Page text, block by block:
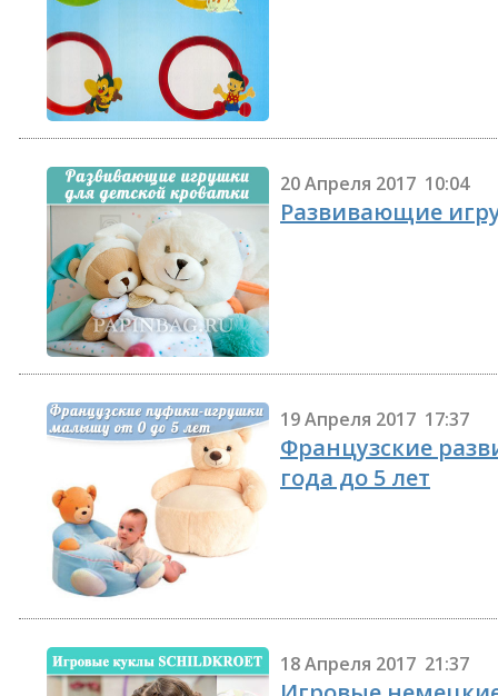
20 Апреля 2017 10:04
Развивающие
19 Апреля 2017 17:37
Французские
года до 5 лет
18 Апреля 2017 21:37